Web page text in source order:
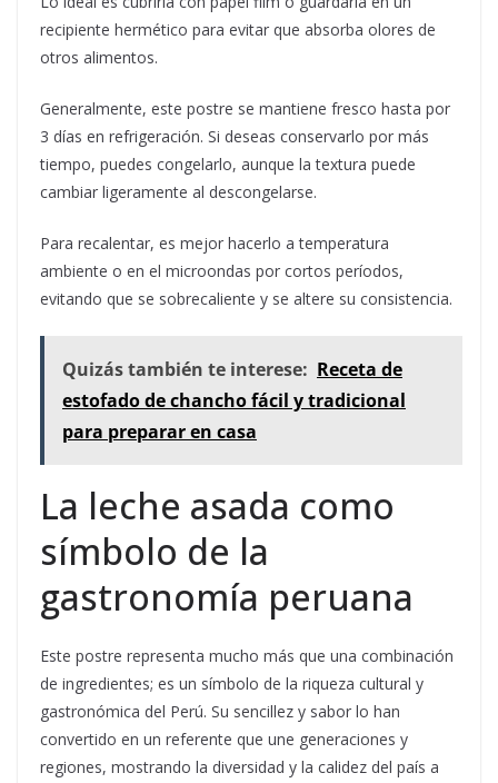
recipiente hermético para evitar que absorba olores de
otros alimentos.
Generalmente, este postre se mantiene fresco hasta por
3 días en refrigeración. Si deseas conservarlo por más
tiempo, puedes congelarlo, aunque la textura puede
cambiar ligeramente al descongelarse.
Para recalentar, es mejor hacerlo a temperatura
ambiente o en el microondas por cortos períodos,
evitando que se sobrecaliente y se altere su consistencia.
Quizás también te interese: Receta de
estofado de chancho fácil y tradicional
para preparar en casa
La leche asada como
símbolo de la
gastronomía peruana
Este postre representa mucho más que una combinación
de ingredientes; es un símbolo de la riqueza cultural y
gastronómica del Perú. Su sencillez y sabor lo han
convertido en un referente que une generaciones y
regiones, mostrando la diversidad y la calidez del país a